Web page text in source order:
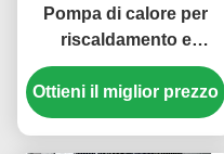
Pompa di calore per
riscaldamento e
raffreddamento super
potente da 210 kW con
scambiatore di calore a
Ottieni il miglior prezzo